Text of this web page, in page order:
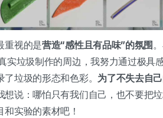
重视的是营造“感性且有品味”的氛围
实垃圾制作的周边，我努力通过极具
了垃圾的形态和色彩。 为了不失去自
想说：哪怕只有我们自己，也不要把
实验的素材吧！